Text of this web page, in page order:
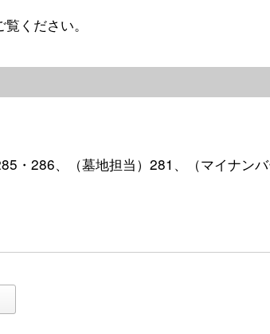
覧ください。
・286、（墓地担当）281、（マイナン